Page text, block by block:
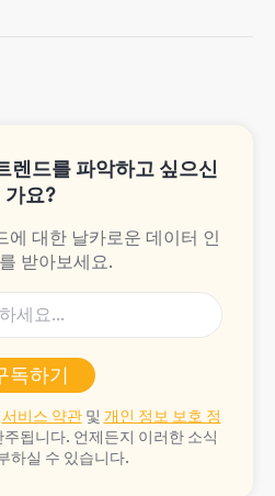
렌드를 파악하고 싶으신
가요?
에 대한 날카로운 데이터 인
받아보세요.
독하기
서비스 약관및 개인 정보 보호 정
됩니다. 언제든지 이러한 소식
하실 수 있습니다.